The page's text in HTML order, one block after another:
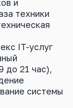
и
техники
IT-услуг
до 21 час),
системы